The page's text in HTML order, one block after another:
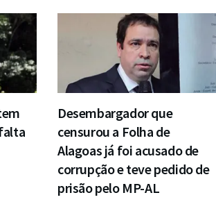
Desembargador que
censurou a Folha de
Alagoas já foi acusado de
corrupção e teve pedido de
prisão pelo MP-AL